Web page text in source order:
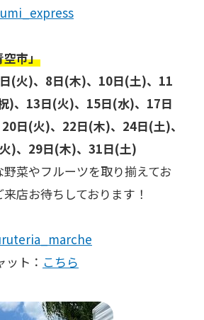
市」
(火)、8日(木)、10日(土)、11
)、13日(火)、15日(水)、17日
日(火)、22日(木)、24日(土)、
)、29日(木)、31日(土)
菜やフルーツを取り揃えてお
店お待ちしております！
ト： こちら